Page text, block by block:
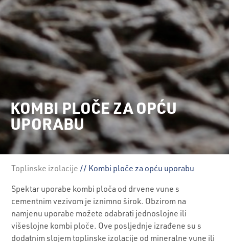
KOMBI PLOČE ZA OPĆU
UPORABU
Toplinske izolacije // Kombi ploče za opću uporabu
Spektar uporabe kombi ploča od drvene vune s
cementnim vezivom je iznimno širok. Obzirom na
namjenu uporabe možete odabrati jednoslojne ili
višeslojne kombi ploče. Ove posljednje izrađene su s
dodatnim slojem toplinske izolacije od mineralne vune ili